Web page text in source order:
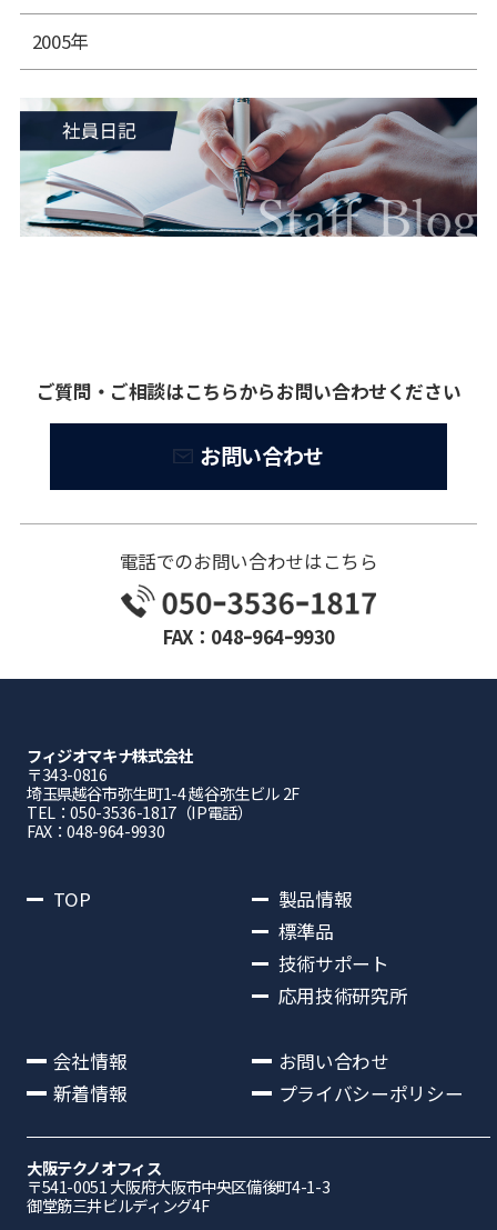
2005年
ご質問・ご相談はこちらからお問い合わせください
お問い合わせ
電話でのお問い合わせはこちら
FAX：048ｰ964ｰ9930
フィジオマキナ株式会社
〒343-0816
埼⽟県越⾕市弥⽣町1-4 越⾕弥⽣ビル 2F
TEL：050-3536-1817（IP電話）
FAX：048-964-9930
TOP
製品情報
標準品
技術サポート
応用技術研究所
会社情報
新着情報
お問い合わせ
プライバシーポリシー
大阪テクノオフィス
〒541-0051 ⼤阪府⼤阪市中央区備後町4-1-3
御堂筋三井ビルディング4F